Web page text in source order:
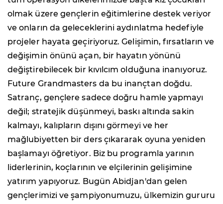
olmak üzere gençlerin eğitimlerine destek veriyor
ve onların da geleceklerini aydınlatma hedefiyle
projeler hayata geçiriyoruz. Gelişimin, fırsatların ve
değişimin önünü açan, bir hayatın yönünü
değiştirebilecek bir kıvılcım olduğuna inanıyoruz.
Future Grandmasters da bu inançtan doğdu.
Satranç, gençlere sadece doğru hamle yapmayı
değil; stratejik düşünmeyi, baskı altında sakin
kalmayı, kalıpların dışını görmeyi ve her
mağlubiyetten bir ders çıkararak oyuna yeniden
başlamayı öğretiyor. Biz bu programla yarının
liderlerinin, koçlarının ve elçilerinin gelişimine
yatırım yapıyoruz. Bugün Abidjan'dan gelen
gençlerimizi ve şampiyonumuzu, ülkemizin gururu